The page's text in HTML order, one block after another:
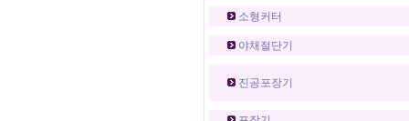
소형커터
야채절단기
진공포장기